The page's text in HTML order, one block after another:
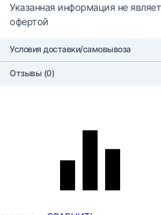
Указанная информация не
офертой
Условия доставки/самовывоза
Отзывы (0)